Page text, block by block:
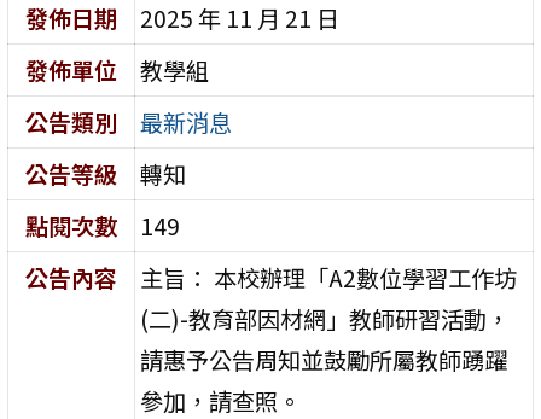
發佈日期
2025 年 11 月 21 日
發佈單位
教學組
公告類別
最新消息
公告等級
轉知
點閱次數
149
公告內容
主旨： 本校辦理「A2數位學習工作坊
(二)-教育部因材網」教師研習活動，
請惠予公告周知並鼓勵所屬教師踴躍
參加，請查照。